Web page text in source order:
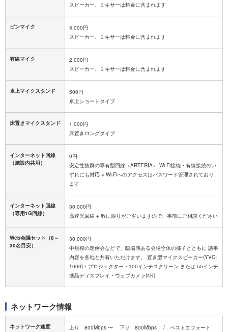
スピーカー、ミキサーは料金に含まれます
ピンマイク
5,000円
スピーカー、ミキサーは料金に含まれます
有線マイク
2,000円
スピーカー、ミキサーは料金に含まれます
卓上マイクスタンド
500円
卓上ショートタイプ
床置きマイクスタンド
1,000円
床置きロングタイプ
インターネット回線
（施設内共用）
0円
安定性抜群の専有型回線（ARTERIA） Wi-Fi接続・有線接続のい
ずれにも対応 ※ Wi-Fiへのアクセスはパスワード管理されており
ます
インターネット回線
（専用1G回線）
30,000円
高速光回線 ※ 数に限りがございますので、事前にご相談ください
Web会議セット（8～
30名目安）
30,000円
中規模の定例会などで、臨場感ある会場全体の様子とともに 議事
内容を各地と共有いただけます。 置き型マイクスピーカー(YVC-
1000)・プロジェクター・100インチスクリーン または 55インチ
液晶ディスプレイ・ウェブカメラ(4K)
ネットワーク情報
ネットワーク速度 上り 800Mbps 〜 下り 800Mbps / ベストエフォート